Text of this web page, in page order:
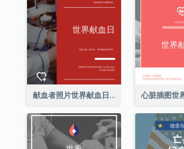
献血者照片世界献血日Instagram帖子